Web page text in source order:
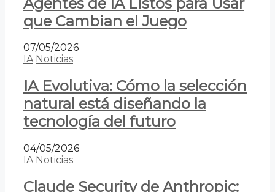
que Cambian el Juego
07/05/2026
IA Noticias
IA Evolutiva: Cómo la selección
natural está diseñando la
tecnología del futuro
04/05/2026
IA Noticias
Claude Security de Anthropic: